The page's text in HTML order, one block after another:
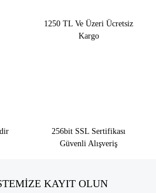
1250 TL Ve Üzeri Ücretsiz
Kargo
256bit SSL Sertifikası
Güvenli Alışveriş
KAYIT OLUN